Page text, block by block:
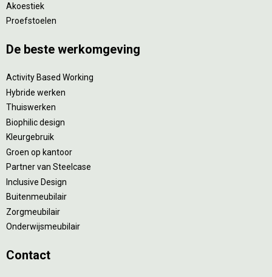
Akoestiek
Proefstoelen
De beste werkomgeving
Activity Based Working
Hybride werken
Thuiswerken
Biophilic design
Kleurgebruik
Groen op kantoor
Partner van Steelcase
Inclusive Design
Buitenmeubilair
Zorgmeubilair
Onderwijsmeubilair
Contact